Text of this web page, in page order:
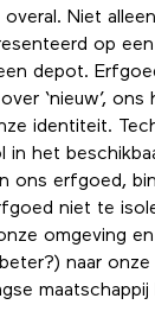
Niet
op
depot.
‘nieuw’, ons
identiteit.
in het
ons erfgoed,
niet te
omgeving
naar
maatschappij